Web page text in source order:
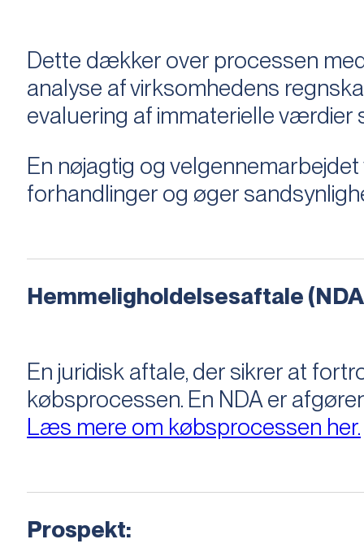
Dette dækker over processen
analyse af virksomhedens
evaluering af immaterielle
En nøjagtig og
forhandlinger og øger
Hemmeligholdelsesaftale
En juridisk aftale, der sikrer at
købsprocessen​​. En NDA er
Læs mere om købsprocessen her.
Prospekt: